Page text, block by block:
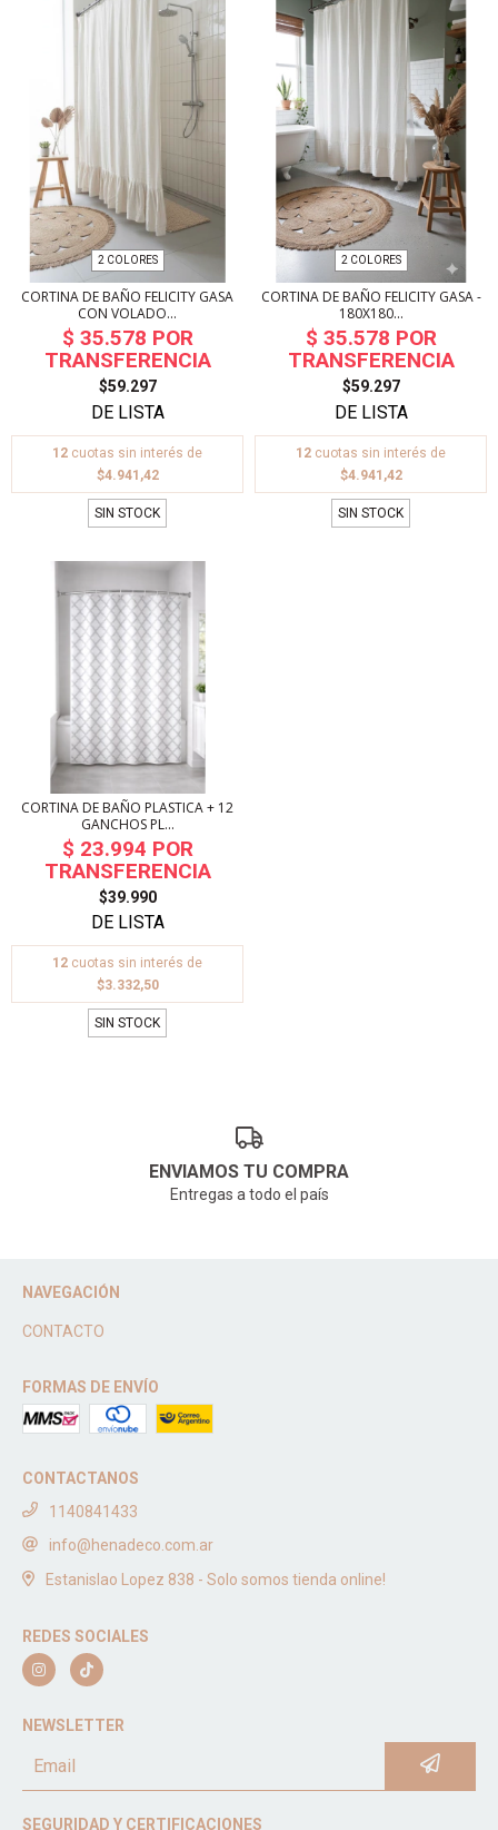
2 COLORES
CORTINA DE BAÑO FELICITY GASA
CON VOLADO...
$59.297
12 cuotas sin interés de
$4.941,42
SIN STOCK
2 COLORES
CORTINA DE BAÑO FELICITY GASA -
180X180...
$59.297
12 cuotas sin interés de
$4.941,42
SIN STOCK
CORTINA DE BAÑO PLASTICA + 12
GANCHOS PL...
$39.990
12 cuotas sin interés de
$3.332,50
SIN STOCK
ENVIAMOS TU COMPRA
Entregas a todo el país
NAVEGACIÓN
CONTACTO
FORMAS DE ENVÍO
CONTACTANOS
1140841433
info@henadeco.com.ar
Estanislao Lopez 838 - Solo somos tienda online!
REDES SOCIALES
NEWSLETTER
SEGURIDAD Y CERTIFICACIONES